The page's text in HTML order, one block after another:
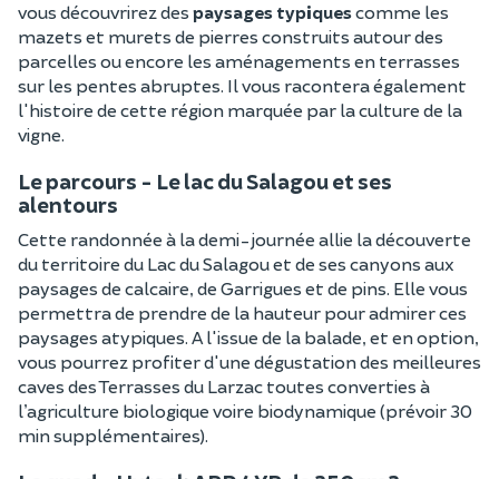
vous découvrirez des paysages typiquescomme les
mazets et murets de pierres construits autour des
parcelles ou encore les aménagements en terrasses
sur les pentes abruptes. Il vous racontera également
l'histoire de cette région marquée par la culture de la
vigne.
Le parcours - Le lac du Salagou et ses
alentours
Cette randonnée à la demi-journée allie la découverte
du territoire du Lac du Salagou et de ses canyons aux
paysages de calcaire, de Garrigues et de pins. Elle vous
permettra de prendre de la hauteur pour admirer ces
paysages atypiques. A l'issue de la balade, et en option,
vous pourrez profiter d'une dégustation des meilleures
caves des Terrasses du Larzac toutes converties à
l’agriculture biologique voire biodynamique (prévoir 30
min supplémentaires).